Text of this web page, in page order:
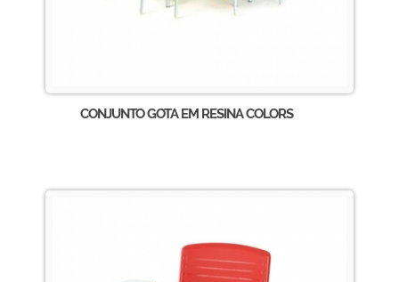
CONJUNTO GOTA EM RESINA COLORS